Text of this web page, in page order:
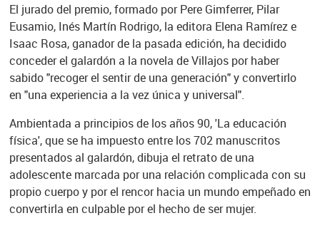
El jurado del premio, formado por Pere Gimferrer, Pilar
Eusamio, Inés Martín Rodrigo, la editora Elena Ramírez e
Isaac Rosa, ganador de la pasada edición, ha decidido
conceder el galardón a la novela de Villajos por haber
sabido "recoger el sentir de una generación" y convertirlo
en "una experiencia a la vez única y universal".
Ambientada a principios de los años 90, 'La educación
física', que se ha impuesto entre los 702 manuscritos
presentados al galardón, dibuja el retrato de una
adolescente marcada por una relación complicada con su
propio cuerpo y por el rencor hacia un mundo empeñado en
convertirla en culpable por el hecho de ser mujer.